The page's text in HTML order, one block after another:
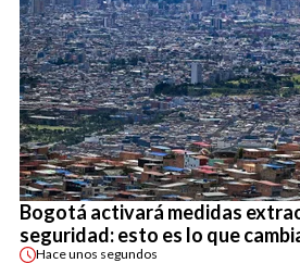
Bogotá activará medidas
seguridad: esto es lo que
Haceunos segundos